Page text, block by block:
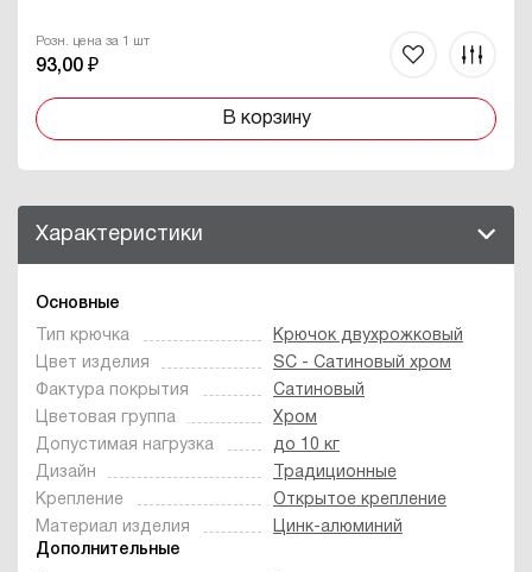
Розн. цена за 1 шт
93,00 ₽
В корзину
Характеристики
Основные
Тип крючка
Крючок двухрожковый
Цвет изделия
SC - Сатиновый хром
Фактура покрытия
Сатиновый
Цветовая группа
Хром
Допустимая нагрузка
до 10 кг
Дизайн
Традиционные
Крепление
Открытое крепление
Материал изделия
Цинк-алюминий
Дополнительные